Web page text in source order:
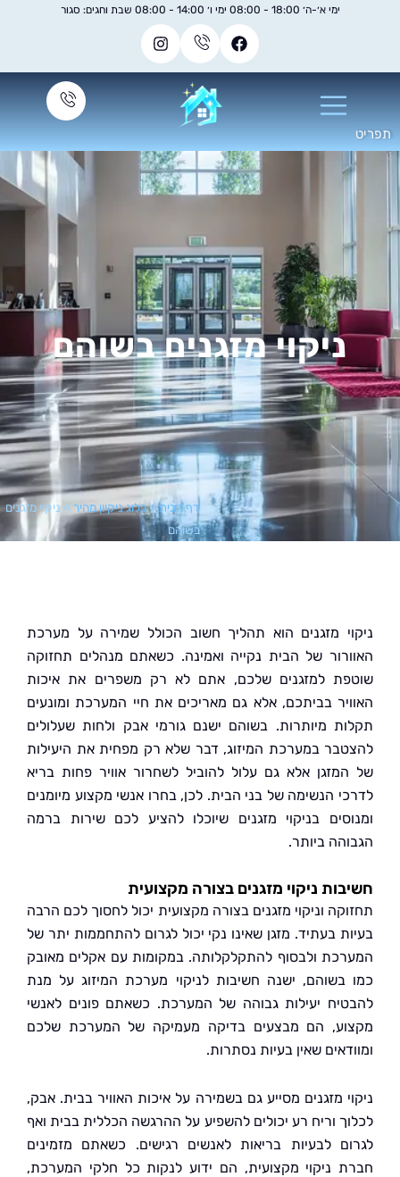
ניקוי מזגנים בשוהם
דף הבית »בלוג ניקיון מהיר»ניקוי מזגנים
בשוהם
מזגנים הוא תהליך חשוב הכולל שמירה על מערכת
של הבית נקייה ואמינה. כשאתם מנהלים תחזוקה
למזגנים שלכם, אתם לא רק משפרים את איכות
בביתכם, אלא גם מאריכים את חיי המערכת ומונעים
מיותרות. בשוהם ישנם גורמי אבק ולחות שעלולים
במערכת המיזוג, דבר שלא רק מפחית את היעילות
אלא גם עלול להוביל לשחרור אוויר פחות בריא
הנשימה של בני הבית. לכן, בחרו אנשי מקצוע מיומנים
בניקוי מזגנים שיוכלו להציע לכם שירות ברמה
ביותר.
ניקוי מזגנים בצורה מקצועית
וניקוי מזגנים בצורה מקצועית יכול לחסוך לכם הרבה
בעתיד. מזגן שאינו נקי יכול לגרום להתחממות יתר של
ולבסוף להתקלקלותה. במקומות עם אקלים מאובק
ישנה חשיבות לניקוי מערכת המיזוג על מנת
יעילות גבוהה של המערכת. כשאתם פונים לאנשי
הם מבצעים בדיקה מעמיקה של המערכת שלכם
שאין בעיות נסתרות.
מזגנים מסייע גם בשמירה על איכות האוויר בבית. אבק,
וריח רע יכולים להשפיע על ההרגשה הכללית בבית ואף
לבעיות בריאות לאנשים רגישים. כשאתם מזמינים
ניקוי מקצועית, הם ידוע לנקות כל חלקי המערכת,